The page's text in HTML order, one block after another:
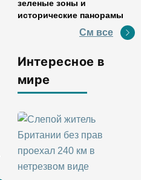
зеленые зоны и
исторические панорамы
См все
Интересное в
мире